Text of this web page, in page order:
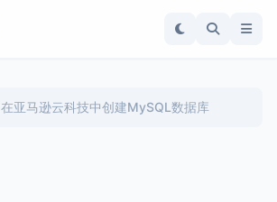
在亚马逊云科技中创建MySQL数据库